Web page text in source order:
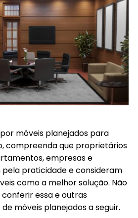
móveis planejados para
compreenda que proprietários
empresas e
praticidade e consideram
como a melhor solução. Não
essa e outras
móveis planejados a seguir.